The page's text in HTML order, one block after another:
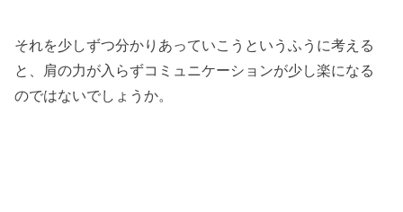
それを少しずつ分かりあっていこうというふうに考える
と、肩の力が入らずコミュニケーションが少し楽になる
のではないでしょうか。